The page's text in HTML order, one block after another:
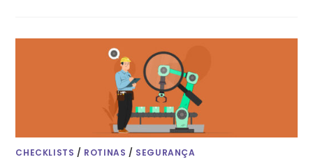
CHECKLISTS / ROTINAS / SEGURANÇA